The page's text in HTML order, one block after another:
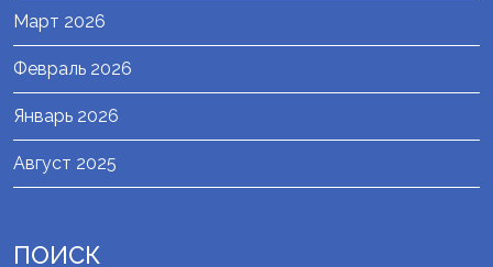
Март 2026
Февраль 2026
Январь 2026
Август 2025
ПОИСК